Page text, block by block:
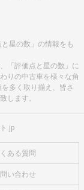
星の数」の情報をも
「評価点と星の数」に
りの中古車を様々な角
多く取り揃え、皆さ
します。
.jp
ある質問
い合わせ